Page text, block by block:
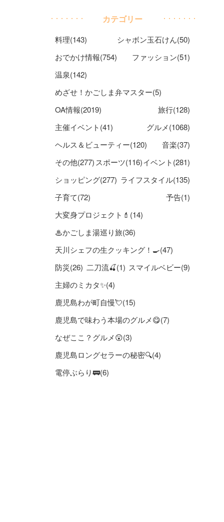
カテゴリー
料理(143)
シャボン玉石けん(50)
おでかけ情報(754)
ファッション(51)
温泉(142)
めざせ！かごしま弁マスター(5)
OA情報(2019)
旅行(128)
主催イベント(41)
グルメ(1068)
ヘルス＆ビューティー(120)
音楽(37)
その他(277) スポーツ(116)イベント(281)
ショッピング(277) ライフスタイル(135)
子育て(72)
予告(1)
大変身プロジェクト💄(14)
♨かごしま湯巡り旅(36)
天川シェフの生クッキング！🍳(47)
防災(26) 二刀流🍒(1) スマイルベビー(9)
主婦のミカタ✨(4)
鹿児島わが町自慢💘(15)
鹿児島で味わう本場のグルメ😋(7)
なぜここ？グルメ😲(3)
鹿児島ロングセラーの秘密🔍(4)
電停ぶらり🚃(6)